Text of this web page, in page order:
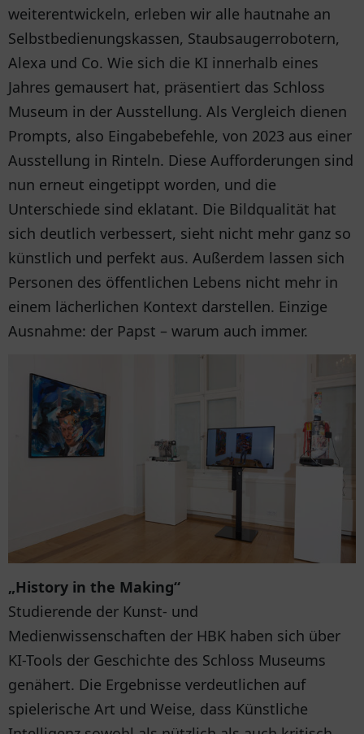
weiterentwickeln, erleben wir alle hautnahe an
Selbstbedienungskassen, Staubsaugerrobotern,
Alexa und Co. Wie sich die KI innerhalb eines
Jahres gemausert hat, präsentiert das Schloss
Museum in der Ausstellung. Als Vergleich dienen
Prompts, also Eingabebefehle, von 2023 aus einer
Ausstellung in Rinteln. Diese Aufforderungen sind
nun erneut eingetippt worden, und die
Unterschiede sind eklatant. Die Bildqualität hat
sich deutlich verbessert, sieht nicht mehr ganz so
künstlich und perfekt aus. Außerdem lassen sich
Personen des öffentlichen Lebens nicht mehr in
einem lächerlichen Kontext darstellen. Einzige
Ausnahme: der Papst – warum auch immer.
„History in the Making“
Studierende der Kunst- und
Medienwissenschaften der HBK haben sich über
KI-Tools der Geschichte des Schloss Museums
genähert. Die Ergebnisse verdeutlichen auf
spielerische Art und Weise, dass Künstliche